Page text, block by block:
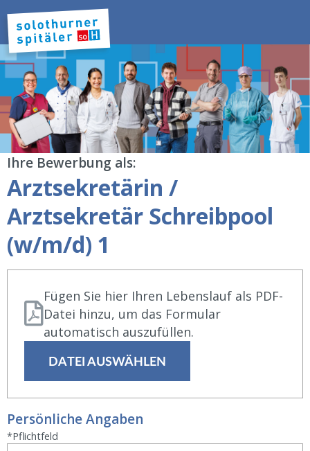
Ihre Bewerbung als:
Arztsekretärin /
Arztsekretär Schreibpool
(w/m/d) 1
Fügen Sie hier Ihren Lebenslauf als PDF-
Datei hinzu, um das Formular
automatisch auszufüllen.
DATEI AUSWÄHLEN
Persönliche Angaben
*Pflichtfeld